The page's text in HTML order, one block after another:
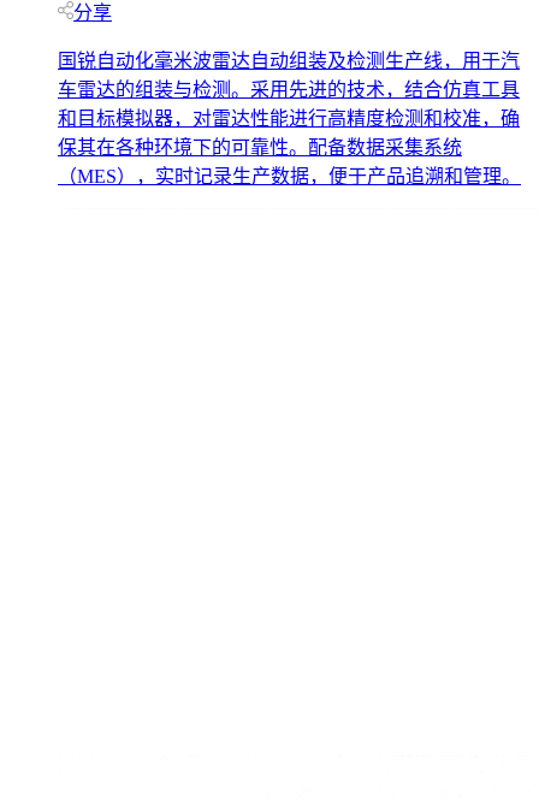
分享
国锐自动化毫米波雷达自动组装及检测生产线，用于汽
车雷达的组装与检测。采用先进的技术，结合仿真工具
和目标模拟器，对雷达性能进行高精度检测和校准，确
保其在各种环境下的可靠性。配备数据采集系统
（MES），实时记录生产数据，便于产品追溯和管理。